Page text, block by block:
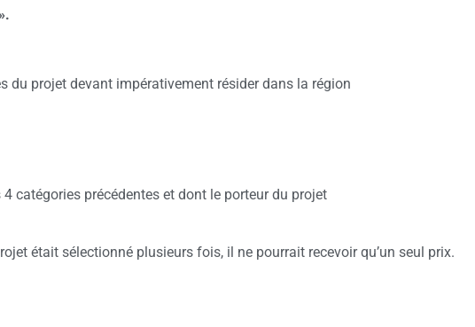
projet devant impérativement résider dans la région
catégories précédentes et dont le porteur du projet
était sélectionné plusieurs fois, il ne pourrait recevoir qu’un seul prix.